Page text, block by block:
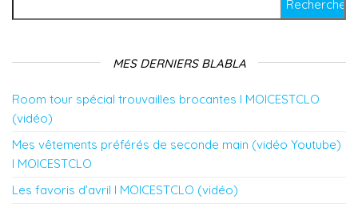
MES DERNIERS BLABLA
Room tour spécial trouvailles brocantes l MOICESTCLO
(vidéo)
Mes vêtements préférés de seconde main (vidéo Youtube)
l MOICESTCLO
Les favoris d’avril l MOICESTCLO (vidéo)